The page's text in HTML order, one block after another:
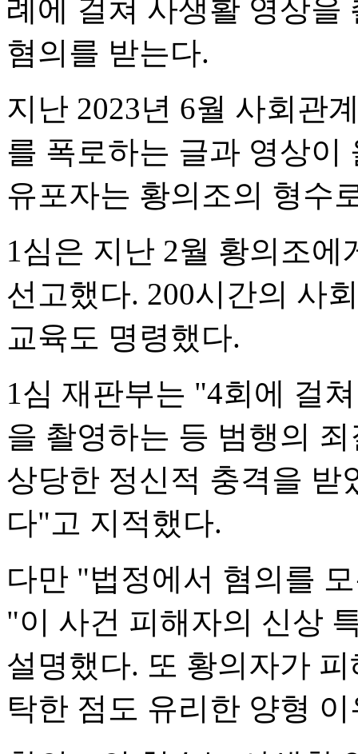
례에 걸쳐 사생활 영상을
혐의를 받는다.
지난 2023년 6월 사회관
를 폭로하는 글과 영상이
유포자는 황의조의 형수
1심은 지난 2월 황의조
선고했다. 200시간의 사
교육도 명령했다.
1심 재판부는 "4회에 걸
을 촬영하는 등 범행의
상당한 정신적 충격을 받
다"고 지적했다.
다만 "법정에서 혐의를
"이 사건 피해자의 신상
설명했다. 또 황의자가
탁한 점도 유리한 양형